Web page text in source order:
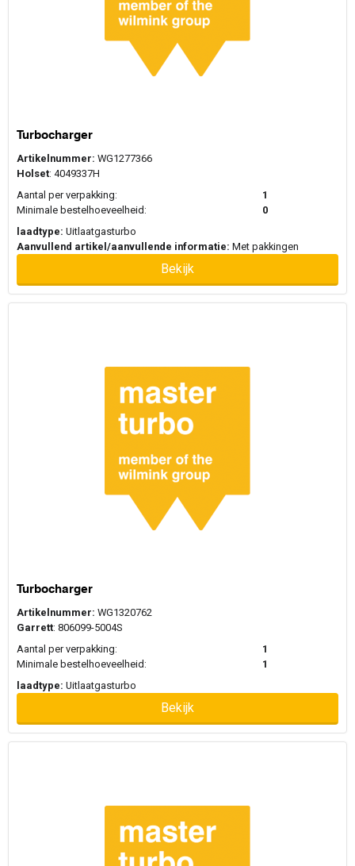
Turbocharger
Artikelnummer: WG1277366
Holset: 4049337H
Aantal per verpakking:
1
Minimale bestelhoeveelheid:
0
laadtype: Uitlaatgasturbo
Aanvullend artikel/aanvullende informatie: Met pakkingen
Bekijk
Turbocharger
Artikelnummer: WG1320762
Garrett: 806099-5004S
Aantal per verpakking:
1
Minimale bestelhoeveelheid:
1
laadtype: Uitlaatgasturbo
Bekijk